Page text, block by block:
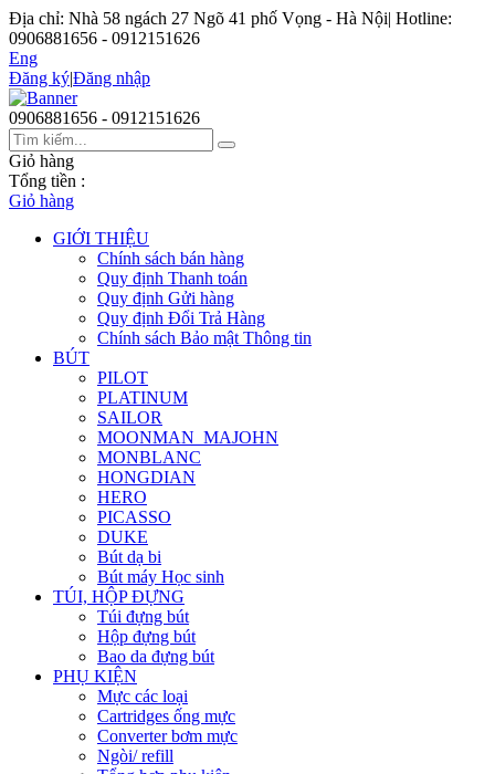
Địa chỉ: Nhà 58 ngách 27 Ngõ 41 phố Vọng - Hà Nội| Hotline:
0906881656 - 0912151626
Eng
Đăng ký|Đăng nhập
0906881656 - 0912151626
Giỏ hàng
Tổng tiền :
Giỏ hàng
GIỚI THIỆU
Chính sách bán hàng
Quy định Thanh toán
Quy định Gửi hàng
Quy định Đổi Trả Hàng
Chính sách Bảo mật Thông tin
BÚT
PILOT
PLATINUM
SAILOR
MOONMAN_MAJOHN
MONBLANC
HONGDIAN
HERO
PICASSO
DUKE
Bút dạ bi
Bút máy Học sinh
TÚI, HỘP ĐỰNG
Túi đựng bút
Hộp đựng bút
Bao da đựng bút
PHỤ KIỆN
Mực các loại
Cartridges ống mực
Converter bơm mực
Ngòi/ refill